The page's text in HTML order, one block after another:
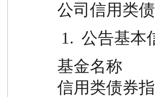
公司信用类
1.  公告基本
基金名称
信用类债券